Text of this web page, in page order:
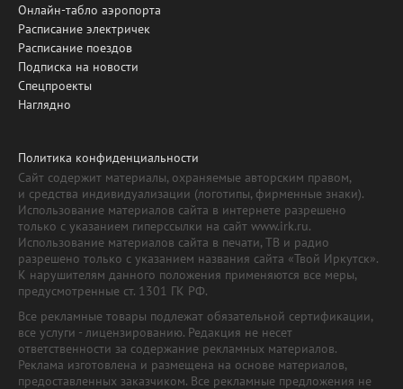
Онлайн-табло аэропорта
Расписание электричек
Расписание поездов
Подписка на новости
Спецпроекты
Наглядно
Политика конфиденциальности
Сайт содержит материалы, охраняемые авторским правом,
и средства индивидуализации (логотипы, фирменные знаки).
Использование материалов сайта в интернете разрешено
только с указанием гиперссылки на сайт www.irk.ru.
Использование материалов сайта в печати, ТВ и радио
разрешено только с указанием названия сайта «Твой Иркутск».
К нарушителям данного положения применяются все меры,
предусмотренные ст. 1301 ГК РФ.
Все рекламные товары подлежат обязательной сертификации,
все услуги - лицензированию. Редакция не несет
ответственности за содержание рекламных материалов.
Реклама изготовлена и размещена на основе материалов,
предоставленных заказчиком. Все рекламные предложения не